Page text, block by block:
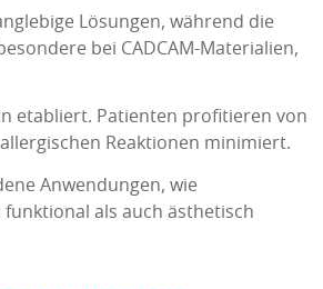
Lösungen, während die
bei CADCAM-Materialien,
etabliert. Patienten profitieren von
Reaktionen minimiert.
Anwendungen, wie
als auch ästhetisch